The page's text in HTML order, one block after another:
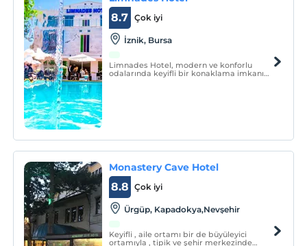
Çok iyi
8.7
İznik, Bursa
Limnades Hotel, modern ve konforlu
odalarında keyifli bir konaklama imkanı
Monastery Cave Hotel
Çok iyi
8.8
Ürgüp, Kapadokya,Nevşehir
Keyifli , aile ortamı bir de büyüleyici
ortamıyla , tipik ve şehir merkezinde